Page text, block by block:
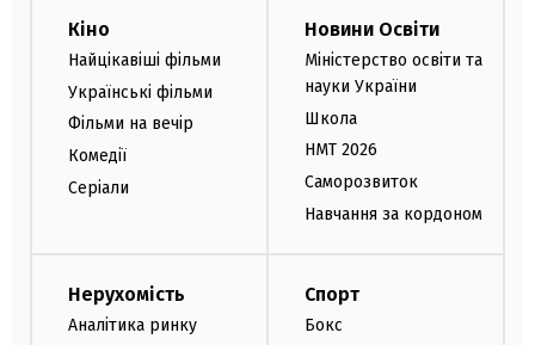
Кіно
Найцікавіші фільми
Українські фільми
Фільми на вечір
Комедії
Серіали
Новини Освіти
Міністерство освіти та
науки України
Школа
НМТ 2026
Саморозвиток
Навчання за кордоном
Нерухомість
Аналітика ринку
Спорт
Бокс